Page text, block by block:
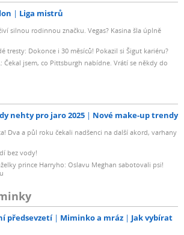
Liga mistrů
silnou rodinnou značku. Vegas? Kasina šla úplně
tresty: Dokonce i 30 měsíců! Pokazil si Šigut kariéru?
Čekal jsem, co Pittsburgh nabídne. Vrátí se někdy do
nehty pro jaro 2025 Nové make-up trendy
Dva a půl roku čekali nadšenci na další akord, varhany
bez vody!
prince Harryho: Oslavu Meghan sabotovali psi!
předsevzetí Miminko a mráz
Jak vybírat